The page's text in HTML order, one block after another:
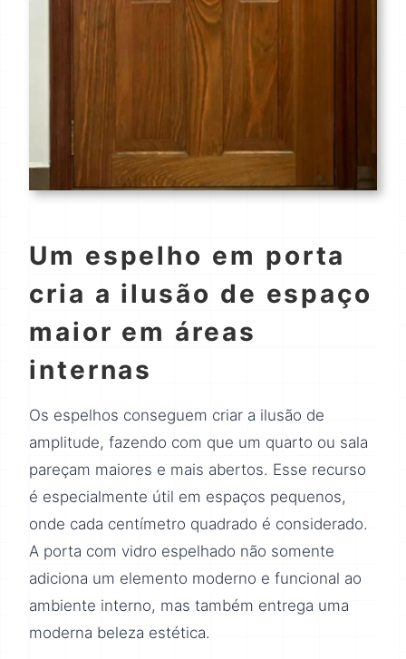
Um espelho em porta
cria a ilusão de espaço
maior em áreas
internas
Os espelhos conseguem criar a ilusão de
amplitude, fazendo com que um quarto ou sala
pareçam maiores e mais abertos. Esse recurso
é especialmente útil em espaços pequenos,
onde cada centímetro quadrado é considerado.
A porta com vidro espelhado não somente
adiciona um elemento moderno e funcional ao
ambiente interno, mas também entrega uma
moderna beleza estética.